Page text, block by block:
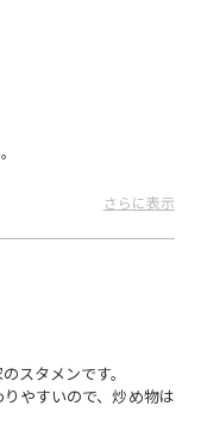
さらに表示
スタメンです。
やすいので、炒め物は
！